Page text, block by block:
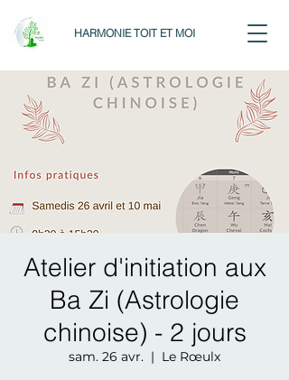
HARMONIE TOIT ET MOI
Atelier d'initiation aux
Ba Zi (Astrologie
chinoise) - 2 jours
sam. 26 avr.
  |
Le Rœulx